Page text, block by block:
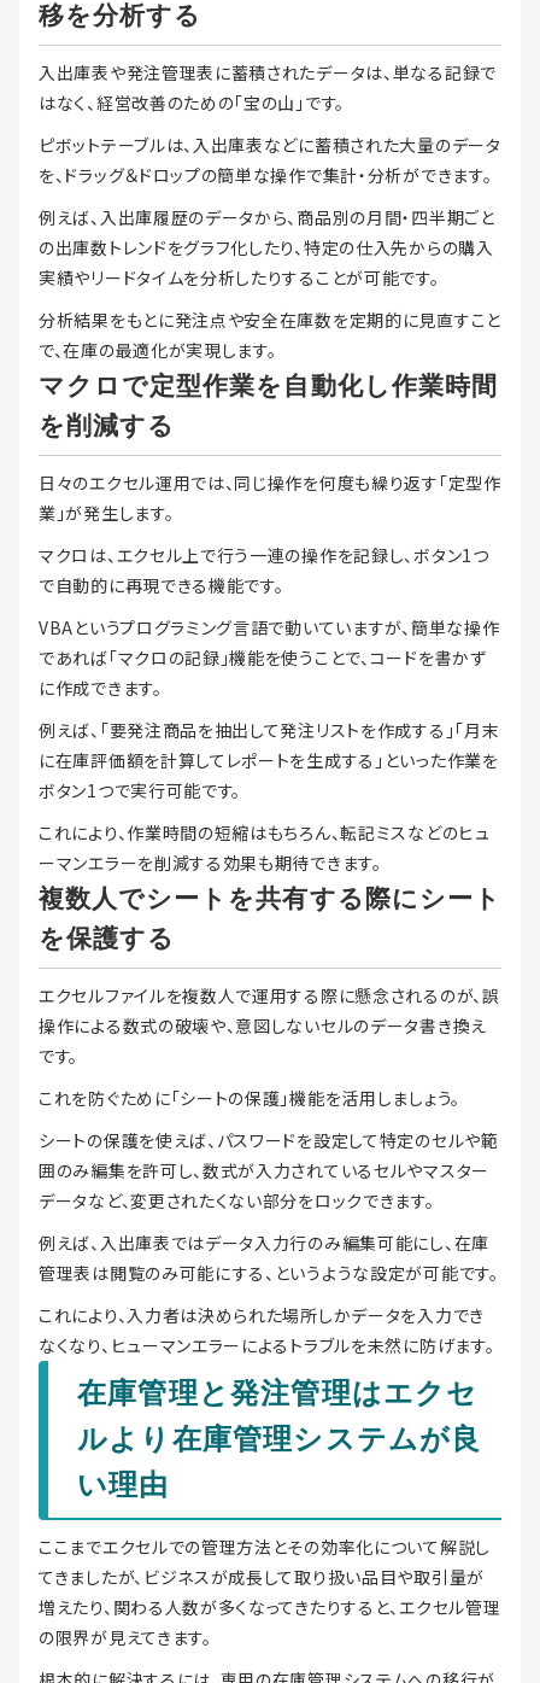
移を分析する
入出庫表や発注管理表に蓄積されたデータは、単なる記録で
はなく、経営改善のための「宝の山」です。
ピボットテーブルは、入出庫表などに蓄積された大量のデータ
を、ドラッグ＆ドロップの簡単な操作で集計・分析ができます。
例えば、入出庫履歴のデータから、商品別の月間・四半期ごと
の出庫数トレンドをグラフ化したり、特定の仕入先からの購入
実績やリードタイムを分析したりすることが可能です。
分析結果をもとに発注点や安全在庫数を定期的に見直すこと
で、在庫の最適化が実現します。
マクロで定型作業を自動化し作業時間
を削減する
日々のエクセル運用では、同じ操作を何度も繰り返す「定型作
業」が発生します。
マクロは、エクセル上で行う一連の操作を記録し、ボタン1つ
で自動的に再現できる機能です。
VBAというプログラミング言語で動いていますが、簡単な操作
であれば「マクロの記録」機能を使うことで、コードを書かず
に作成できます。
例えば、「要発注商品を抽出して発注リストを作成する」「月末
に在庫評価額を計算してレポートを生成する」といった作業を
ボタン1つで実行可能です。
これにより、作業時間の短縮はもちろん、転記ミスなどのヒュ
ーマンエラーを削減する効果も期待できます。
複数人でシートを共有する際にシート
を保護する
エクセルファイルを複数人で運用する際に懸念されるのが、誤
操作による数式の破壊や、意図しないセルのデータ書き換え
です。
これを防ぐために「シートの保護」機能を活用しましょう。
シートの保護を使えば、パスワードを設定して特定のセルや範
囲のみ編集を許可し、数式が入力されているセルやマスター
データなど、変更されたくない部分をロックできます。
例えば、入出庫表ではデータ入力行のみ編集可能にし、在庫
管理表は閲覧のみ可能にする、というような設定が可能です。
これにより、入力者は決められた場所しかデータを入力でき
なくなり、ヒューマンエラーによるトラブルを未然に防げます。
在庫管理と発注管理はエクセ
ルより在庫管理システムが良
い理由
ここまでエクセルでの管理方法とその効率化について解説し
てきましたが、ビジネスが成長して取り扱い品目や取引量が
増えたり、関わる人数が多くなってきたりすると、エクセル管理
の限界が見えてきます。